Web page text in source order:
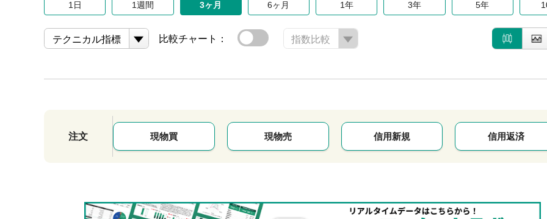
1日 1週間 3ヶ月 6ヶ月 1年 3年 5年
テクニカル指標 比較チャート： 指数比較
注文 現物買 現物売 信用新規 信用返済